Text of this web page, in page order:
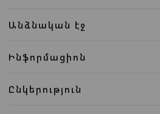
Անձնական էջ
Ինֆորմացիոն
Ընկերություն